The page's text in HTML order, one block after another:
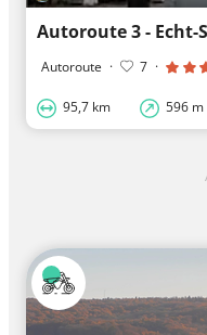
Autoroute 3 - Echt-
Autoroute · 7 ·
95,7 km 596 m